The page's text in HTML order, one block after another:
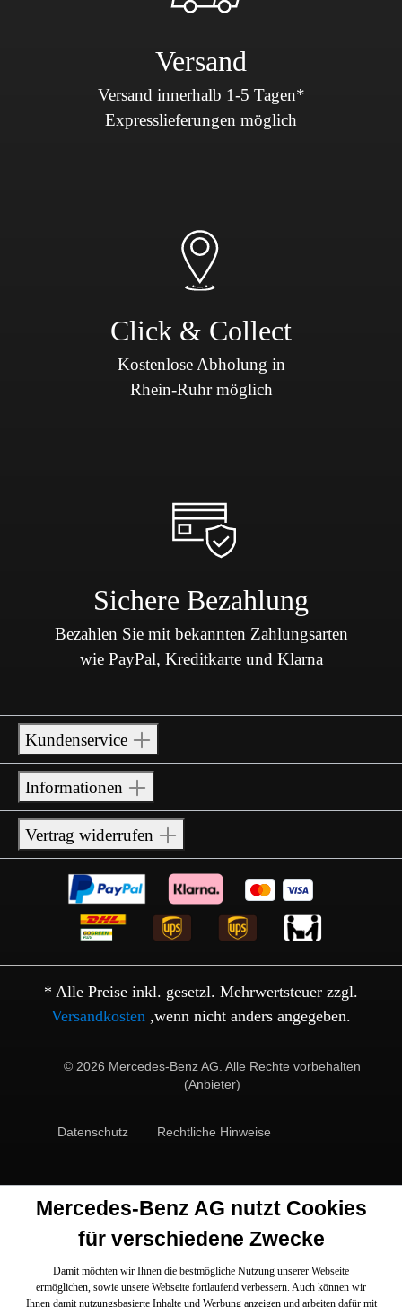
Versand
Versand innerhalb 1-5 Tagen*
Expresslieferungen möglich
Click & Collect
Kostenlose Abholung in
Rhein-Ruhr möglich
Sichere Bezahlung
Bezahlen Sie mit bekannten Zahlungsarten
wie PayPal, Kreditkarte und Klarna
Kundenservice
Informationen
Vertrag widerrufen
* Alle Preise inkl. gesetzl. Mehrwertsteuer zzgl.
Versandkosten ,wenn nicht anders angegeben.
© 2026 Mercedes-Benz AG. Alle Rechte vorbehalten
(Anbieter)
Datenschutz Rechtliche Hinweise
Mercedes-Benz AG nutzt Cookies
für verschiedene Zwecke
Damit möchten wir Ihnen die bestmögliche Nutzung unserer Webseite
ermöglichen, sowie unsere Webseite fortlaufend verbessern. Auch können wir
Ihnen damit nutzungsbasierte Inhalte und Werbung anzeigen und arbeiten dafür mit